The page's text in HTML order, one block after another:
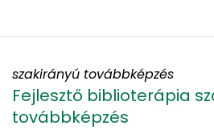
Fejlesztő biblioterápia
továbbképzés
szakirányú továbbképzés